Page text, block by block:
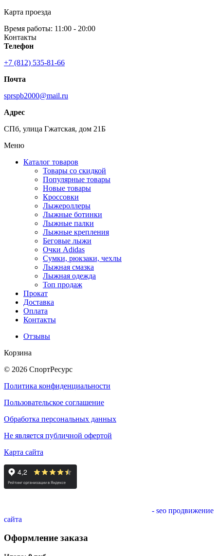
Карта проезда
Время работы: 11:00 - 20:00
Контакты
Телефон
+7 (812) 535-81-66
Почта
sprspb2000@mail.ru
Адрес
СПб, улица Гжатская, дом 21Б
Меню
Каталог товаров
Товары со скидкой
Популярные товары
Новые товары
Кроссовки
Лыжероллеры
Лыжные ботинки
Лыжные палки
Лыжные крепления
Беговые лыжи
Очки Adidas
Сумки, рюкзаки, чехлы
Лыжная смазка
Лыжная одежда
Топ продаж
Прокат
Доставка
Оплата
Контакты
Отзывы
Корзина
© 2026 СпортРесурс
Политика конфиденциальности
Пользовательское соглашение
Обработка персональных данных
Не является публичной офертой
Карта сайта
- seo продвижение
сайта
Оформление заказа